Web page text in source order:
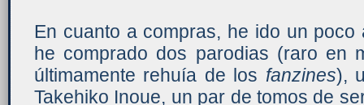
En cuanto a compras, he ido un
he comprado dos parodias (raro en
últimamente rehuía de los fanzines),
Takehiko Inoue, un par de tomos de